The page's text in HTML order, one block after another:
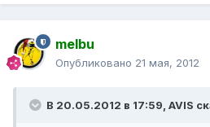
melbu
Опубликовано 21 мая, 2012
В 20.05.2012 в 17:59, AVIS